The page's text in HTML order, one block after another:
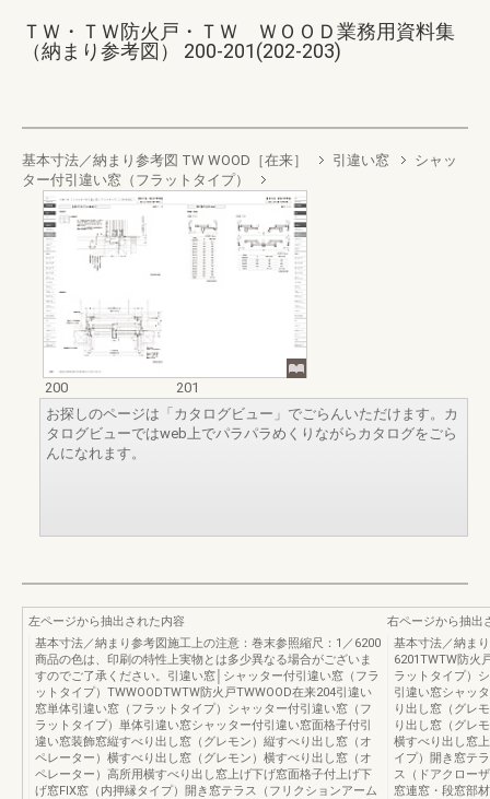
ＴＷ・ＴＷ防火戸・ＴＷ ＷＯＯＤ業務用資料集
（納まり参考図） 200-201(202-203)
基本寸法／納まり参考図 TW WOOD［在来］ 引違い窓
シャッ
ター付引違い窓（フラットタイプ）
200
201
お探しのページは「カタログビュー」でごらんいただけます。カ
タログビューではweb上でパラパラめくりながらカタログをごら
んになれます。
左ページから抽出された内容
基本寸法／納まり参考図施工上の注意：巻末参照縮尺：1／6200
商品の色は、印刷の特性上実物とは多少異なる場合がございま
すのでご了承ください。引違い窓│シャッター付引違い窓（フラ
ットタイプ）TWWOODTWTW防火戸TWWOOD在来204引違い
窓単体引違い窓（フラットタイプ）シャッター付引違い窓（フ
ラットタイプ）単体引違い窓シャッター付引違い窓面格子付引
違い窓装飾窓縦すべり出し窓（グレモン）縦すべり出し窓（オ
ペレーター）横すべり出し窓（グレモン）横すべり出し窓（オ
ペレーター）高所用横すべり出し窓上げ下げ窓面格子付上げ下
げ窓FIX窓（内押縁タイプ）開き窓テラス（フリクションアーム
右ページから抽出
基本寸法／納ま
6201TWTW防火
ラットタイプ）
引違い窓シャッ
り出し窓（グレ
り出し窓（グレ
横すべり出し窓
イプ）開き窓テ
ス（ドアクロー
窓連窓・段窓部